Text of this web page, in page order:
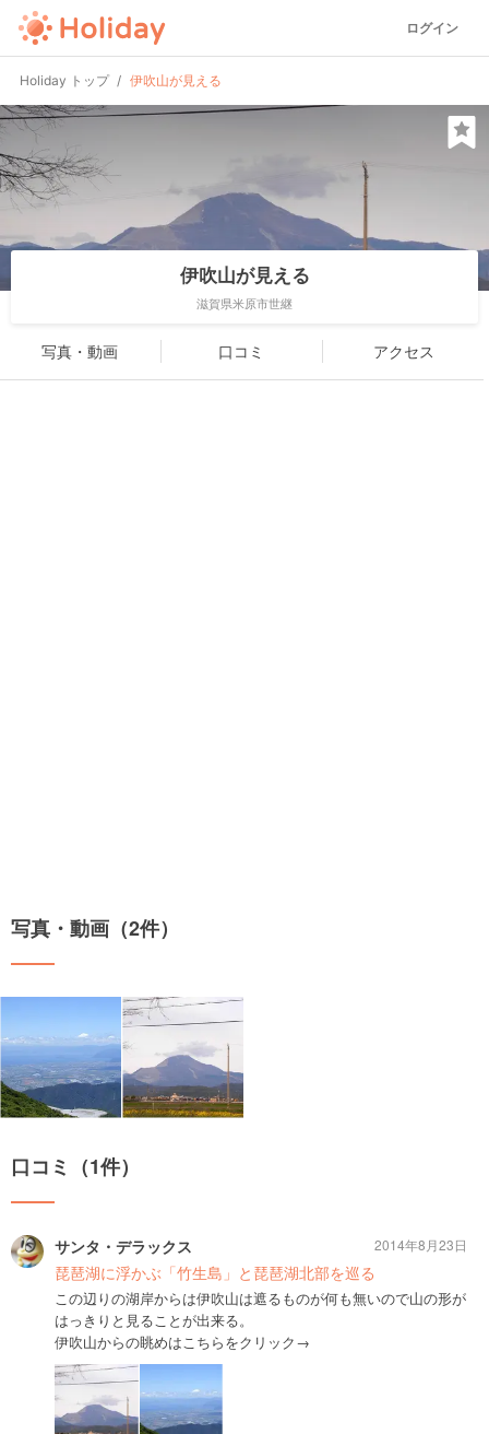
ログイン
Holiday トップ 伊吹山が見える
伊吹山が見える
滋賀県米原市世継
写真・動画 口コミ アクセス
写真・動画（2件）
口コミ（1件）
サンタ・デラックス
琵琶湖に浮かぶ「竹生島」と琵琶湖北部を巡る
この辺りの湖岸からは伊吹山は遮るものが何も無いので山の形が
はっきりと見ることが出来る。
伊吹山からの眺めはこちらをクリック→
2014年8月23日